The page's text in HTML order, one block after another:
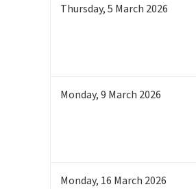
Thursday,5 March 2026
Monday,9 March 2026
Monday, 16 March 2026